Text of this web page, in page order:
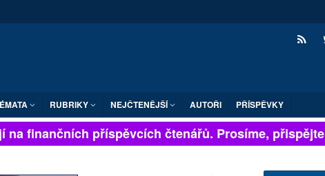
RUBRIKY NEJČTENĚJŠÍ AUTOŘI PŘÍSPĚVKY
finančních příspěvcích čtenářů. Prosíme, přispějte. ➥